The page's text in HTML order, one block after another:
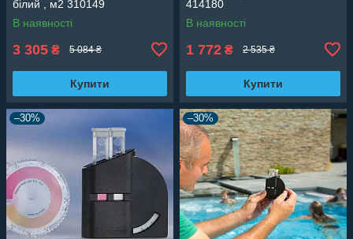
білий , м2 310149
В наявності
3 305 ₴ 5 084 ₴
Купити
414180
В наявності
1 772 ₴ 2 535 ₴
Купити
–30% –30%